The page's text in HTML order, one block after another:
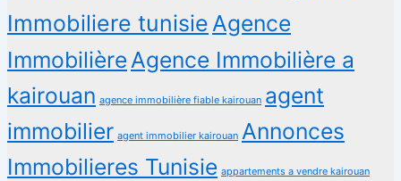
Immobiliere tunisie Agence
Immobilière Agence Immobilière a
kairouan agence immobilière fiable kairouan agent
immobilier agent immobilier kairouan Annonces
Immobilieres Tunisie appartements a vendre kairouan